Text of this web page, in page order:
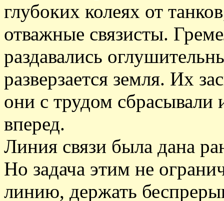
глубоких колеях от
отважные связисты.
раздавались
разверзается земля. Их
они с трудом сбрасывали
вперед.
Линия связи была дана
Но задача этим не
линию, держать